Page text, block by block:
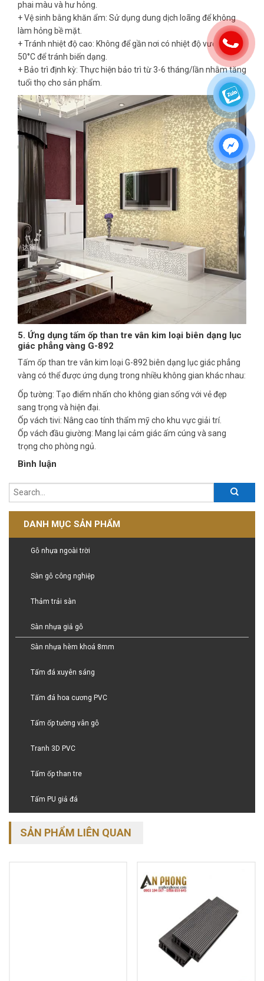
phai màu và hư hỏng.
+ Vệ sinh bằng khăn ẩm: Sử dụng dung dịch loãng để không
làm hỏng bề mặt.
+ Tránh nhiệt độ cao: Không để gần nơi có nhiệt độ vượt quá
50°C để tránh biến dạng.
+ Bảo trì định kỳ: Thực hiện bảo trì từ 3-6 tháng/lần nhằm tăng
tuổi thọ cho sản phẩm.
5. Ứng dụng tấm ốp than tre vân kim loại biên dạng lục
giác phẳng vàng G-892
Tấm ốp than tre vân kim loại G-892 biên dạng lục giác phẳng
vàng có thể được ứng dụng trong nhiều không gian khác nhau:
Ốp tường: Tạo điểm nhấn cho không gian sống với vẻ đẹp
sang trọng và hiện đại.
Ốp vách tivi: Nâng cao tính thẩm mỹ cho khu vực giải trí.
Ốp vách đầu giường: Mang lại cảm giác ấm cúng và sang
trọng cho phòng ngủ.
Bình luận
DANH MỤC SẢN PHẨM
Gỗ nhựa ngoài trời
Sàn gỗ công nghiệp
Thảm trải sàn
Sàn nhựa giả gỗ
Sàn nhựa hèm khoá 8mm
Tấm đá xuyên sáng
Tấm đá hoa cương PVC
Tấm ốp tường vân gỗ
Tranh 3D PVC
Tấm ốp than tre
Tấm PU giả đá
SẢN PHẨM LIÊN QUAN